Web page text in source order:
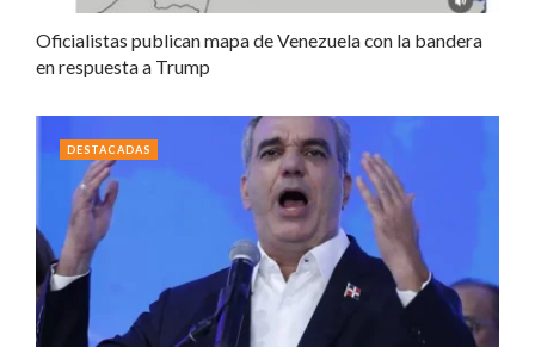
Oficialistas publican mapa de Venezuela con la bandera
en respuesta a Trump
DESTACADAS